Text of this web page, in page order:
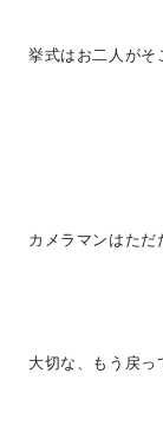
挙式はお二人がそ
カメラマンはただ
大切な、もう戻っ